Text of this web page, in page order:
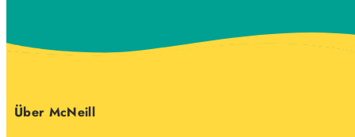
Über McNeill